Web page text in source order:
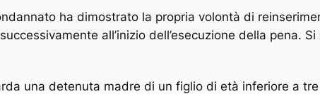
ha dimostrato la propria volontà di
all’inizio dell’esecuzione della pena. Si
una detenuta madre di un figlio di età inferiore a